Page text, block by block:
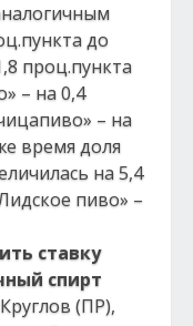
до
проц.пункта
– на 0,4
– на
время доля
на 5,4
пиво» –
ставку
спирт
(ПР),